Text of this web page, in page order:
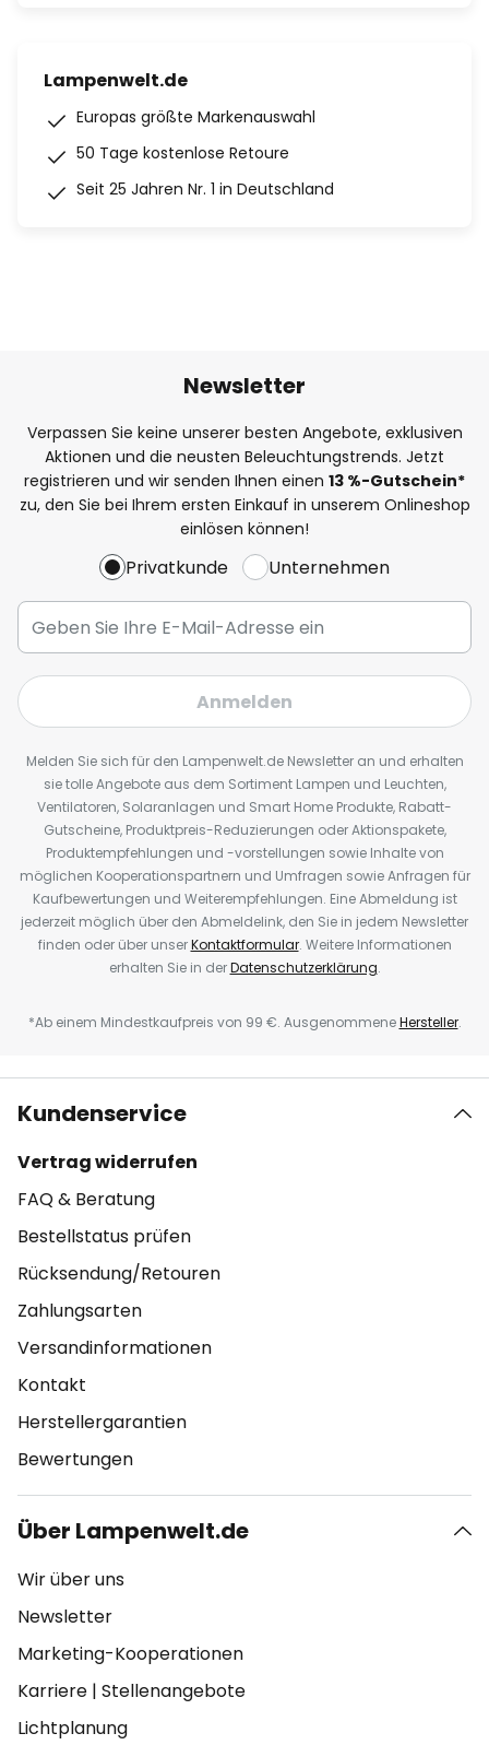
Lampenwelt.de
Europas größte Markenauswahl
50 Tage kostenlose Retoure
Seit 25 Jahren Nr. 1 in Deutschland
Newsletter
Verpassen Sie keine unserer besten Angebote, exklusiven
Aktionen und die neusten Beleuchtungstrends. Jetzt
registrieren und wir senden Ihnen einen 13 %-Gutschein*
zu, den Sie bei Ihrem ersten Einkauf in unserem Onlineshop
einlösen können!
Privatkunde Unternehmen
Anmelden
Melden Sie sich für den Lampenwelt.de Newsletter an und erhalten
sie tolle Angebote aus dem Sortiment Lampen und Leuchten,
Ventilatoren, Solaranlagen und Smart Home Produkte, Rabatt-
Gutscheine, Produktpreis-Reduzierungen oder Aktionspakete,
Produktempfehlungen und -vorstellungen sowie Inhalte von
möglichen Kooperationspartnern und Umfragen sowie Anfragen für
Kaufbewertungen und Weiterempfehlungen. Eine Abmeldung ist
jederzeit möglich über den Abmeldelink, den Sie in jedem Newsletter
finden oder über unserKontaktformular. Weitere Informationen
erhalten Sie in derDatenschutzerklärung.
*Ab einem Mindestkaufpreis von 99 €. AusgenommeneHersteller.
Kundenservice
Vertrag widerrufen
FAQ & Beratung
Bestellstatus prüfen
Rücksendung/Retouren
Zahlungsarten
Versandinformationen
Kontakt
Herstellergarantien
Bewertungen
Über Lampenwelt.de
Wir über uns
Newsletter
Marketing-Kooperationen
Karriere | Stellenangebote
Lichtplanung